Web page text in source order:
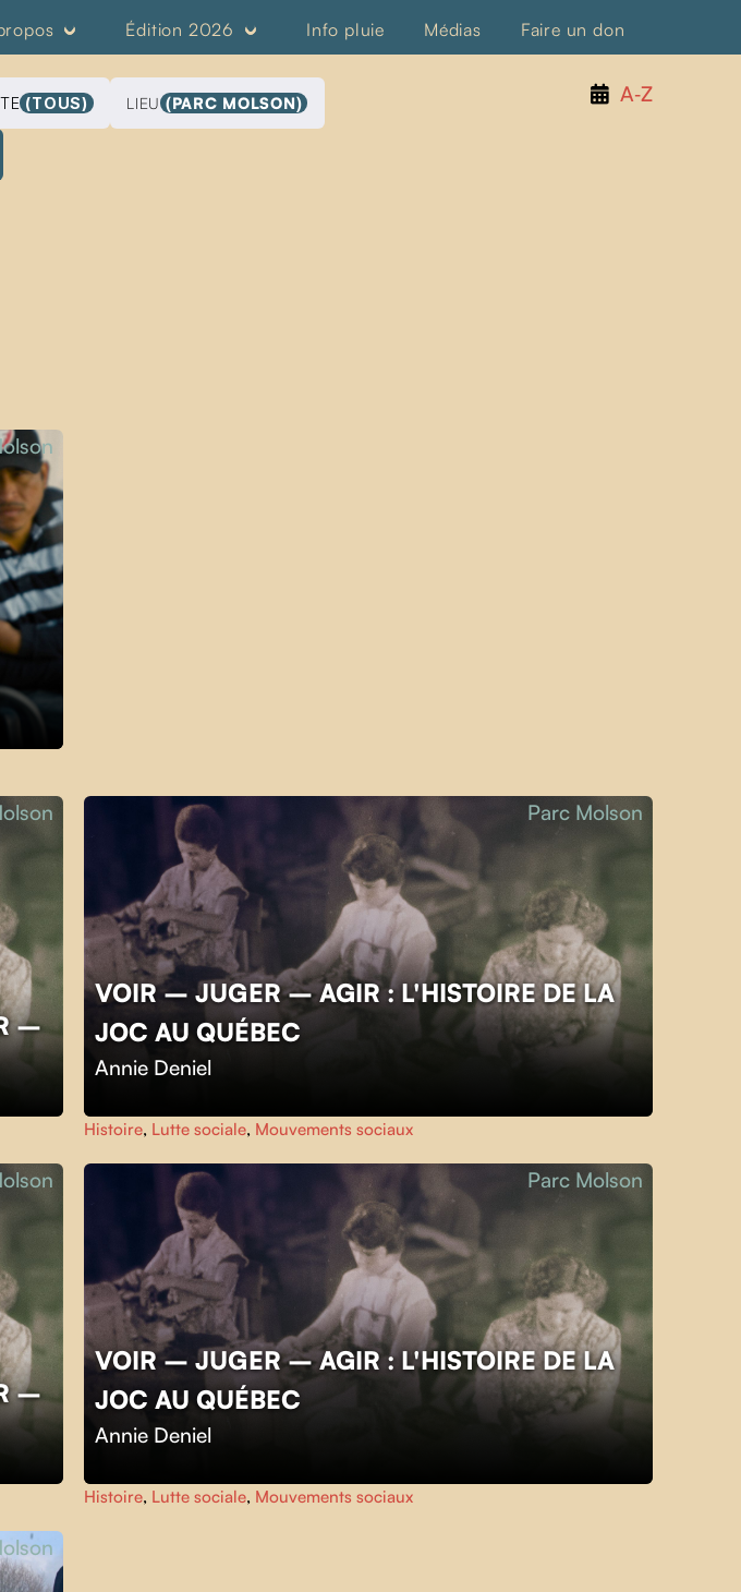
Édition 2026 Info pluie Médias Faire un don
A‑Z
(TOUS) LIEU (PARC MOLSON)
–
VOIR – JUGER – AGIR : L'HISTOIRE DE LA
JOC AU QUÉBEC
Annie Deniel
Parc Molson
Histoire, Lutte sociale, Mouvements sociaux
–
VOIR – JUGER – AGIR : L'HISTOIRE DE LA
JOC AU QUÉBEC
Annie Deniel
Parc Molson
Histoire, Lutte sociale, Mouvements sociaux